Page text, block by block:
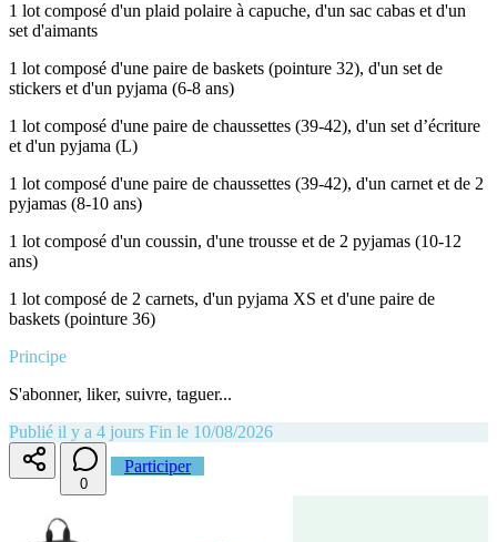
1 lot composé d'un plaid polaire à capuche, d'un sac cabas et d'un
set d'aimants
1 lot composé d'une paire de baskets (pointure 32), d'un set de
stickers et d'un pyjama (6-8 ans)
1 lot composé d'une paire de chaussettes (39-42), d'un set d’écriture
et d'un pyjama (L)
1 lot composé d'une paire de chaussettes (39-42), d'un carnet et de 2
pyjamas (8-10 ans)
1 lot composé d'un coussin, d'une trousse et de 2 pyjamas (10-12
ans)
1 lot composé de 2 carnets, d'un pyjama XS et d'une paire de
baskets (pointure 36)
Principe
S'abonner, liker, suivre, taguer...
Publié il y a 4 jours Fin le 10/08/2026
0
Participer